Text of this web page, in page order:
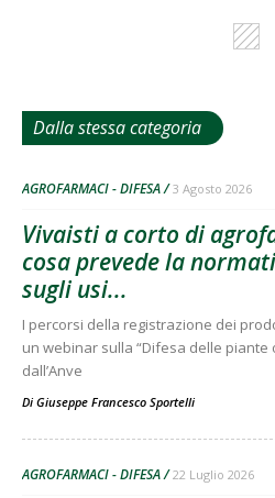
Dalla stessa categoria
AGROFARMACI - DIFESA 3 Agosto 2026
Vivaisti a corto di
cosa prevede la
sugli usi...
I percorsi della registrazione dei
un webinar sulla “Difesa delle
dall’Anve
Di Giuseppe Francesco Sportelli
AGROFARMACI - DIFESA 22 Luglio 2026